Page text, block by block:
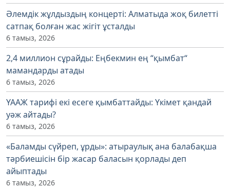
Әлемдік жұлдыздың концерті: Алматыда жоқ билетті
сатпақ болған жас жігіт ұсталды
6 тамыз, 2026
2,4 миллион сұрайды: Еңбекмин ең “қымбат“
мамандарды атады
6 тамыз, 2026
ҮААЖ тарифі екі есеге қымбаттайды: Үкімет қандай
уәж айтады?
6 тамыз, 2026
«Баламды сүйреп, ұрды»: атыраулық ана балабақша
тәрбиешісін бір жасар баласын қорлады деп
айыптады
6 тамыз, 2026